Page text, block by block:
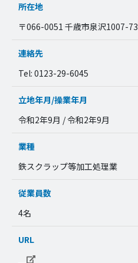
所在地
〒066-0051 千歳市泉沢1007-73
連絡先
Tel: 0123-29-6045
立地年月/操業年月
令和2年9月 / 令和2年9月
業種
鉄スクラップ等加工処理業
従業員数
4名
URL